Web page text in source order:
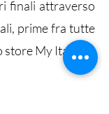
finali attraverso
prime fra tutte
My Italy.